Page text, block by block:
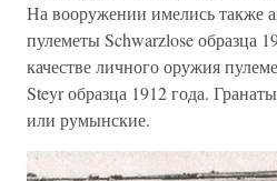
На вооружении имелись также
пулеметы Schwarzlose образца
качестве личного оружия
Steyr образца 1912 года.
или румынские.